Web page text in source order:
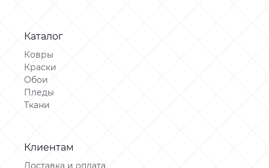
Каталог
Ковры
Краски
Обои
Пледы
Ткани
Клиентам
Доставка и оплата